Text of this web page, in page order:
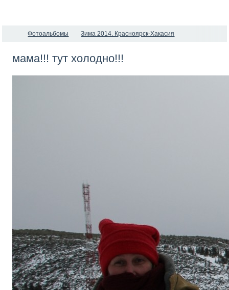
Фотоальбомы Зима 2014. Красноярск-Хакасия
мама!!! тут холодно!!!